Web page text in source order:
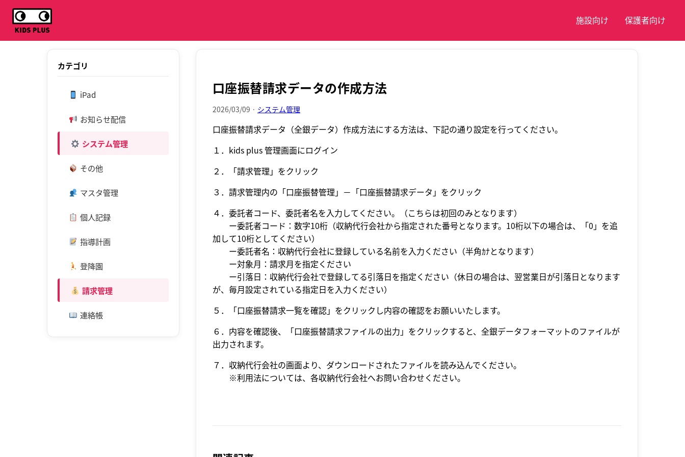
施設向け 保護者向け
カテゴリ
iPad
お知らせ配信
システム管理
その他
マスタ管理
個人記録
指導計画
登降園
請求管理
連絡帳
口座振替請求データの作成方法
2026/03/09 · システム管理
口座振替請求データ（全銀データ）作成方法にする方法は、下記の通り設定を行ってください。
１．kids plus 管理画面にログイン
２．「請求管理」をクリック
３．請求管理内の「口座振替管理」－「口座振替請求データ」をクリック
４．委託者コード、委託者名を入力してください。（こちらは初回のみとなります）
ー委託者コード：数字10桁（収納代行会社から指定された番号となります。10桁以下の場合は、「0」を追
加して10桁としてください）
ー委託者名：収納代行会社に登録している名前を入力ください（半角ｶﾅとなります）
ー対象月：請求月を指定ください
ー引落日：収納代行会社で登録してる引落日を指定ください（休日の場合は、翌営業日が引落日となります
が、毎月設定されている指定日を入力ください）
５．「口座振替請求一覧を確認」をクリックし内容の確認をお願いいたします。
６．内容を確認後、「口座振替請求ファイルの出力」をクリックすると、全銀データフォーマットのファイルが
出力されます。
７．収納代行会社の画面より、ダウンロードされたファイルを読み込んでください。
※利用法については、各収納代行会社へお問い合わせください。